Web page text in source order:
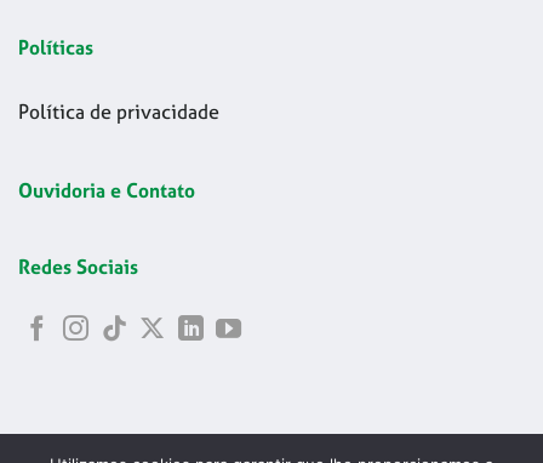
Políticas
Política de privacidade
Ouvidoria e Contato
Redes Sociais